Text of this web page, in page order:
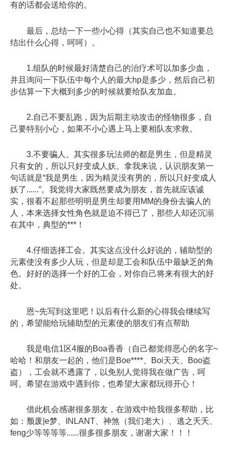
有的话都会送给你的。
最后，总结一下一些小心得（其实自己也不知道要总
结出什么心得，呵呵）。
1.组队的时候最好清楚自己的治疗术可以加多少血，
并且询问一下队伍中每个人的最大hp是多少，然后自己初
步估算一下大概到多少的时候就要给队友加血。
2.自己不要乱跑，因为后期主动攻击的怪物很多，自
己要特别小心，如果不小心遇上马上要相队友求救。
3.不要骗人。其实很多玩法师的都是男生，但是精灵
只有女的，所以只好变成人妖。拿我来说，认识朋友第一
句话就是“我是男生，因为精灵没有男的，所以只好变成人
妖了......”。我觉得大家既然要成为朋友，首先就应该诚
实，很看不起那些明明是男生却要用MM的身份去骗人的
人，本来选择女性角色就是迫不得已了，那些人却还沉溺
在其中，典型的***！
4.仔细选择工会。其实这点没什么好说的，辅助型的
元素使没有多少人玩，但是却是工会和队伍中最缺乏的角
色。好好的选择一个好的工会，对你自己将来有很大的好
处。
恩~先写到这里吧！以后有什么新的心得我会继续写
的，希望能给玩辅助型的元素使的朋友们有点帮助
我是电信1区4服的Boa香香（自己都觉得恶心的名字~
哈哈！和朋友一起的，他们是Boe****、Boi天天、Boo盗
盗），工会就不透露了，以免别人觉得我在做广告，呵
呵。希望在游戏中遇到你，也希望大家都玩得开心！
借此机会感谢很多朋友，在游戏中给我很多帮助，比
如：颓废|e梦、INLANT、神煞（我们老大）、逃之夭夭、
feng少等等等等......很多很多朋友，谢谢大家！！！